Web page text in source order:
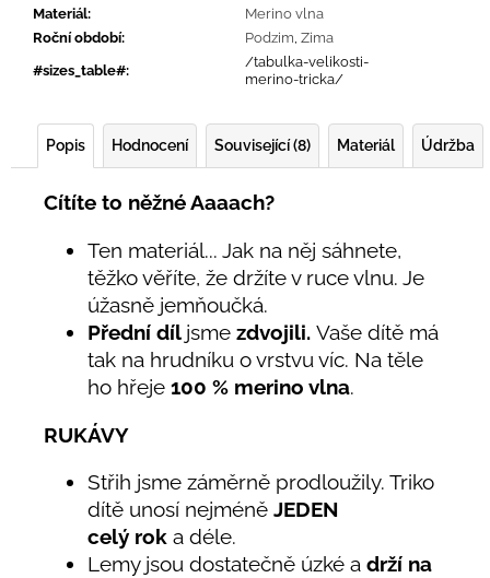
Materiál:
Merino vlna
Roční období: Podzim, Zima
#sizes_table#:
/tabulka-velikosti-
merino-tricka/
Popis Hodnocení Související (8) Materiál Údržba
Cítíte to něžné Aaaach?
Ten materiál... Jak na něj sáhnete,
těžko věříte, že držíte v ruce vlnu. Je
úžasně jemňoučká.
Přední díl jsme zdvojili. Vaše dítě má
tak na hrudníku o vrstvu víc. Na těle
ho hřeje 100 % merino vlna.
RUKÁVY
Střih jsme záměrně prodloužily. Triko
dítě unosí nejméně JEDEN
celý rok a déle.
Lemy jsou dostatečně úzké a drží na